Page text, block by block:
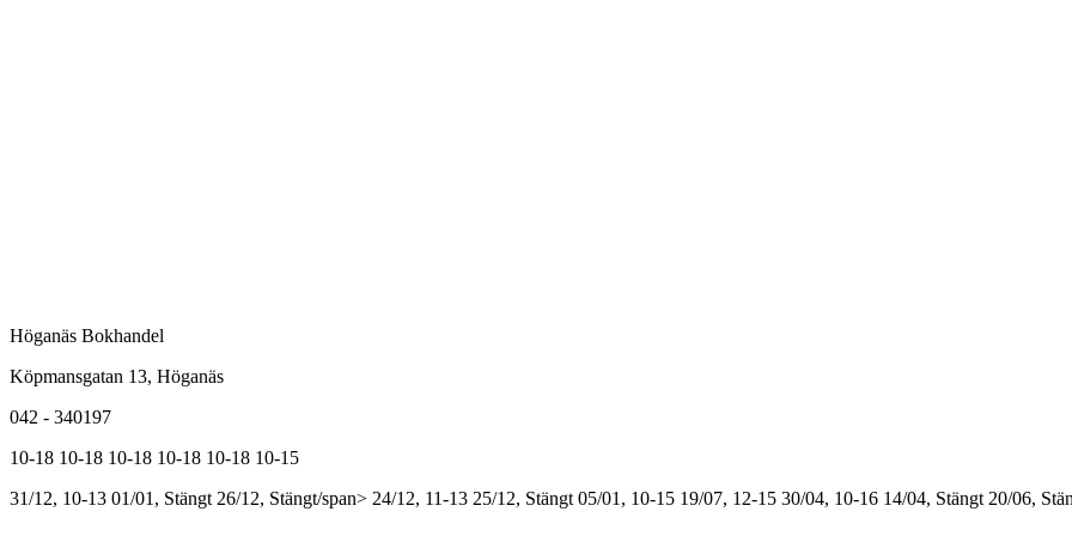
Höganäs Bokhandel
Köpmansgatan 13, Höganäs
042 - 340197
10-18 10-18 10-18 10-18 10-18 10-15
31/12, 10-13 01/01, Stängt 26/12, Stängt/span> 24/12, 11-13 25/12, Stängt 05/01, 10-15 19/07, 12-15 30/04, 10-16 14/04, Stängt 20/06,